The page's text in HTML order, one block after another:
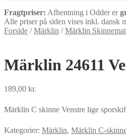
Fragtpriser: Afhentning i Odder er
Alle priser på siden vises inkl. dansk
Forside /Märklin /Märklin
Märklin 24611
189,00 kr.
Märklin C skinne Venstre lige
Kategorier: Märklin, Märklin C-